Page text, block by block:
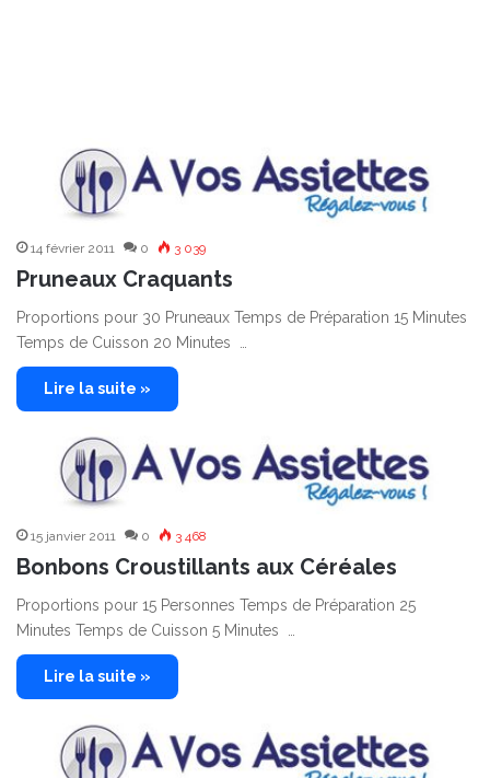
14 février 2011 0 3 039
Pruneaux Craquants
Proportions pour 30 Pruneaux Temps de Préparation 15 Minutes
Temps de Cuisson 20 Minutes …
Lire la suite »
15 janvier 2011 0 3 468
Bonbons Croustillants aux Céréales
Proportions pour 15 Personnes Temps de Préparation 25
Minutes Temps de Cuisson 5 Minutes …
Lire la suite »